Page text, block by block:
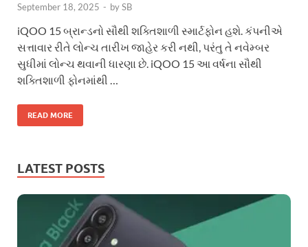
September 18, 2025 - bySB
iQOO 15 બ્રાન્ડનો સૌથી શક્તિશાળી સ્માર્ટફોન હશે. કંપનીએ
સત્તાવાર રીતે લોન્ચ તારીખ જાહેર કરી નથી, પરંતુ તે નવેમ્બર
સુધીમાં લોન્ચ થવાની ધારણા છે. iQOO 15 આ વર્ષના સૌથી
શક્તિશાળી ફોનમાંથી …
READ MORE
LATEST POSTS